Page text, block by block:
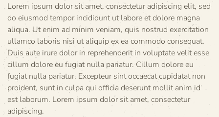
Lorem ipsum dolor sit amet, consectetur adipiscing elit, sed
do eiusmod tempor incididunt ut labore et dolore magna
aliqua. Ut enim ad minim veniam, quis nostrud exercitation
ullamco laboris nisi ut aliquip ex ea commodo consequat.
Duis aute irure dolor in reprehenderit in voluptate velit esse
cillum dolore eu fugiat nulla pariatur. Cillum dolore eu
fugiat nulla pariatur. Excepteur sint occaecat cupidatat non
proident, sunt in culpa qui officia deserunt mollit anim id
est laborum. Lorem ipsum dolor sit amet, consectetur
adipiscing.